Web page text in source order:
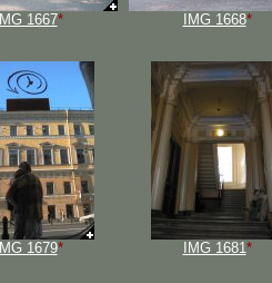
IMG 1667* IMG 1668*
IMG 1679* IMG 1681 *